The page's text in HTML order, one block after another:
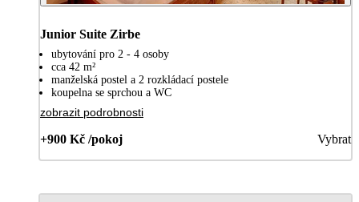
Junior Suite Zirbe
ubytování pro 2 - 4 osoby
cca 42 m²
manželská postel a 2 rozkládací postele
koupelna se sprchou a WC
zobrazit podrobnosti
+900 Kč /pokoj Vybrat